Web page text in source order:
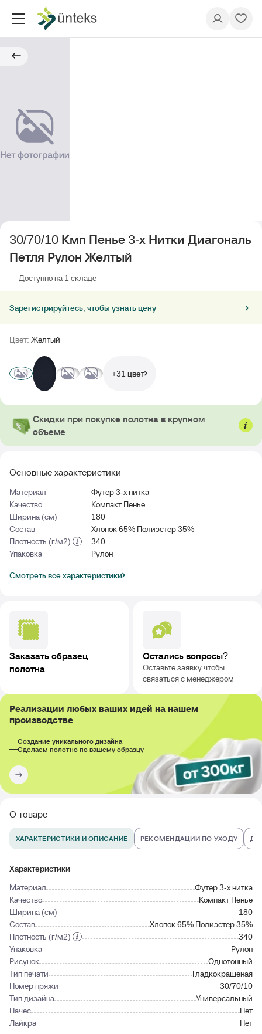
Основные характеристики
Материал
Футер 3-х нитка
Качество
Компакт Пенье
Ширина (см)
180
Состав
Хлопок 65% Полиэстер 35%
Плотность (г/м2)
340
Упаковка
Рулон
Смотреть все характеристики
30/70/10 Кмп Пенье 3-х Нитки Диагональ
Петля Рулон Желтый
Доступно на 1 складе
Зарегистрируйтесь, чтобы узнать цену
Цвет: Желтый
+31 цвет
Скидки при покупке полотна в крупном
объеме
Заказать образец
полотна
Остались вопросы?
Оставьте заявку чтобы
связаться с менеджером
Реализации любых ваших идей на нашем
производстве
Создание уникального дизайна
Сделаем полотно по вашему образцу
О товаре
ХАРАКТЕРИСТИКИ И ОПИСАНИЕ РЕКОМЕНДАЦИИ ПО УХОДУ
Характеристики
Материал
Футер 3-х нитка
Качество
Компакт Пенье
Ширина (см)
180
Состав
Хлопок 65% Полиэстер 35%
Плотность (г/м2)
340
Упаковка
Рулон
Рисунок
Однотонный
Тип печати
Гладкокрашеная
Номер пряжи
30/70/10
Тип дизайна
Универсальный
Начес
Нет
Лайкра
Нет